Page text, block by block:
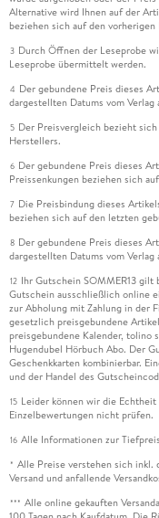
Alternative wird Ihnen auf der
beziehen sich auf den vorherigen
3 Durch Öffnen der Leseprobe
Leseprobe übermittelt werden.
4 Der gebundene Preis dieses
dargestellten Datums vom Verlag
5 Der Preisvergleich bezieht
Herstellers.
6 Der gebundene Preis dieses
Preissenkungen beziehen sich
7 Die Preisbindung dieses
beziehen sich auf den letzten
8 Der gebundene Preis dieses
dargestellten Datums vom Verlag
12 Ihr Gutschein SOMMER13
Gutschein ausschließlich online
zur Abholung mit Zahlung in der
gesetzlich preisgebundene
preisgebundene Kalender, tolino
Hugendubel Hörbuch Abo. Der
Geschenkkarten kombinierbar.
und der Handel des
15 Leider können wir die
Einzelbewertungen nicht prüfen.
16 Alle Informationen zur
* Alle Preise verstehen sich inkl.
Versand und anfallende
*** Alle online gekauften